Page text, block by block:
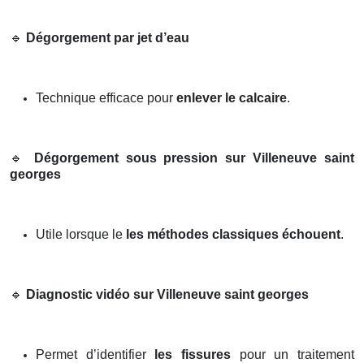
🔹 Dégorgement par jet d’eau
Technique efficace pour enlever le calcaire.
🔹
Dégorgement sous pression sur Villeneuve saint
georges
Utile lorsque le les méthodes classiques échouent.
🔹 Diagnostic vidéo sur Villeneuve saint georges
Permet d’identifier les fissures pour un traitement